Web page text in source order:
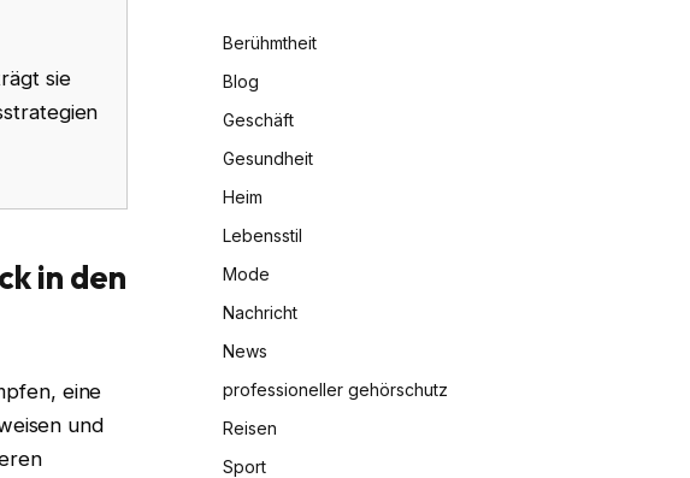
sie
in den
eine
und
Berühmtheit
Blog
Geschäft
Gesundheit
Heim
Lebensstil
Mode
Nachricht
News
professioneller gehörschutz
Reisen
Sport